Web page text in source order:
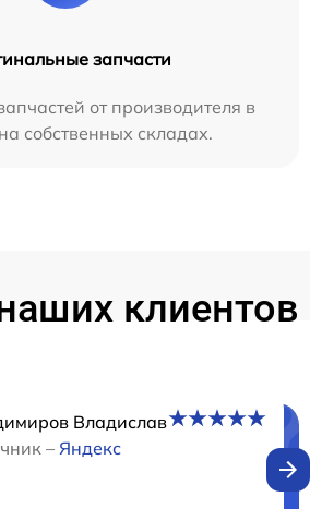
запчасти
от производителя в
собственных складах.
клиентов
Владислав
– Яндекс